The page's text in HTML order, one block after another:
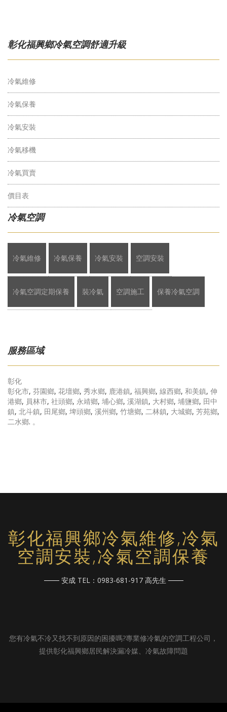
彰化福興鄉冷氣空調舒適升級
冷氣維修
冷氣保養
冷氣安裝
冷氣移機
冷氣買賣
價目表
冷氣空調
冷氣維修 冷氣保養 冷氣安裝 空調安裝
冷氣空調定期保養 裝冷氣 空調施工 保養冷氣空調
服務區域
彰化
彰化市, 芬園鄉, 花壇鄉, 秀水鄉, 鹿港鎮, 福興鄉, 線西鄉, 和美鎮, 伸
港鄉, 員林市, 社頭鄉, 永靖鄉, 埔心鄉, 溪湖鎮, 大村鄉, 埔鹽鄉, 田中
鎮, 北斗鎮, 田尾鄉, 埤頭鄉, 溪州鄉, 竹塘鄉, 二林鎮, 大城鄉, 芳苑鄉,
二水鄉. 。
彰化福興鄉冷氣維修,冷氣
空調安裝,冷氣空調保養
安成 TEL：0983-681-917 高先生
您有冷氣不冷又找不到原因的困擾嗎?專業修冷氣的空調工程公司，
提供彰化福興鄉居民解決漏冷媒、冷氣故障問題